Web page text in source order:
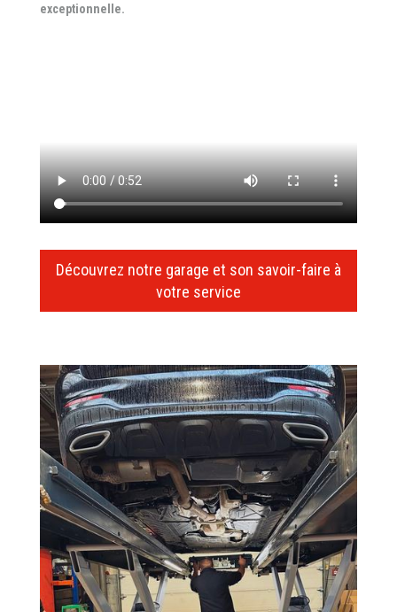
exceptionnelle.
Découvrez notre garage et son savoir-faire à
votre service